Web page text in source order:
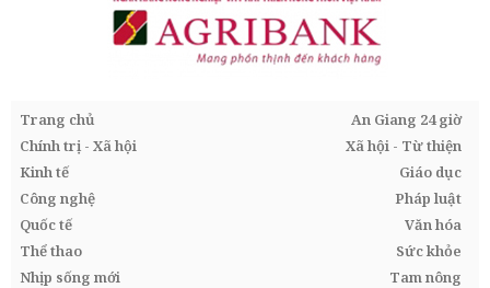
Trang chủ
An Giang 24 giờ
Chính trị - Xã hội
Xã hội - Từ thiện
Kinh tế
Giáo dục
Công nghệ
Pháp luật
Quốc tế
Văn hóa
Thể thao
Sức khỏe
Nhịp sống mới
Tam nông